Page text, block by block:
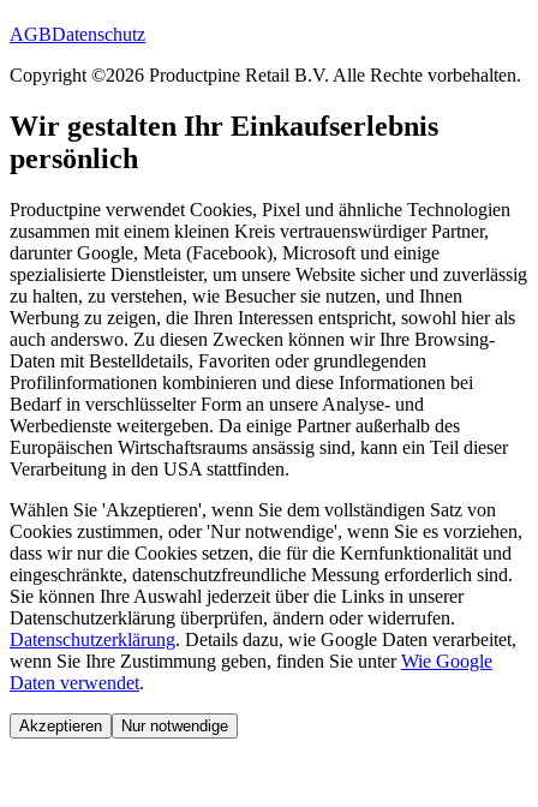
AGBDatenschutz
Copyright ©2026 Productpine Retail B.V. Alle Rechte vorbehalten.
Wir gestalten Ihr Einkaufserlebnis
persönlich
Productpine verwendet Cookies, Pixel und ähnliche Technologien
zusammen mit einem kleinen Kreis vertrauenswürdiger Partner,
darunter Google, Meta (Facebook), Microsoft und einige
spezialisierte Dienstleister, um unsere Website sicher und zuverlässig
zu halten, zu verstehen, wie Besucher sie nutzen, und Ihnen
Werbung zu zeigen, die Ihren Interessen entspricht, sowohl hier als
auch anderswo. Zu diesen Zwecken können wir Ihre Browsing-
Daten mit Bestelldetails, Favoriten oder grundlegenden
Profilinformationen kombinieren und diese Informationen bei
Bedarf in verschlüsselter Form an unsere Analyse- und
Werbedienste weitergeben. Da einige Partner außerhalb des
Europäischen Wirtschaftsraums ansässig sind, kann ein Teil dieser
Verarbeitung in den USA stattfinden.
Wählen Sie 'Akzeptieren', wenn Sie dem vollständigen Satz von
Cookies zustimmen, oder 'Nur notwendige', wenn Sie es vorziehen,
dass wir nur die Cookies setzen, die für die Kernfunktionalität und
eingeschränkte, datenschutzfreundliche Messung erforderlich sind.
Sie können Ihre Auswahl jederzeit über die Links in unserer
Datenschutzerklärung überprüfen, ändern oder widerrufen.
Datenschutzerklärung. Details dazu, wie Google Daten verarbeitet,
wenn Sie Ihre Zustimmung geben, finden Sie unter Wie Google
Daten verwendet.
Akzeptieren Nur notwendige